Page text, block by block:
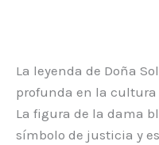
La leyenda de Doña
profunda en la
La figura de la dama
símbolo de justicia y